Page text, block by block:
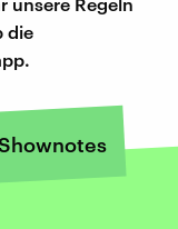
die